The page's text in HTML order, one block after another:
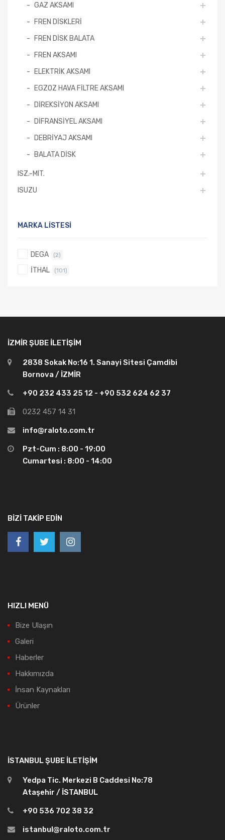
GAZ AKSAMI
FREN DİSKLERİ
FREN DİSK BALATA
FREN AKSAMI
ELEKTRİK AKSAMI
EGZOZ HAVA FİLTRE AKSAMI
DİREKSİYON AKSAMI
DİFRANSİYEL AKSAMI
DEBRİYAJ AKSAMI
BALATA DİSK
ISZ.-MIT.
ISUZU
MARKA LISTESI
DEGA (2)
İTHAL (101)
İZMIR ŞUBE İLETIŞIM
2838 Sokak No:16 1. Sanayi Sitesi Çamdibi
Bornova / İZMİR
+90 232 433 25 12 - +90 532 624 62 37
0232 457 14 31
info@raloto.com.tr
Pzt-Cum : 8:00 - 19:00
Cumartesi : 8:00 - 14:00
BIZI TAKIP EDIN
HIZLI MENÜ
Bize Ulaşın
Galeri
Haberler
Hakkımızda
İnsan Kaynakları
Ürünler
İSTANBUL ŞUBE İLETIŞIM
Yedpa Tic. Merkezi B Caddesi No:78
Ataşehir / İSTANBUL
+90 536 702 38 32
istanbul@raloto.com.tr